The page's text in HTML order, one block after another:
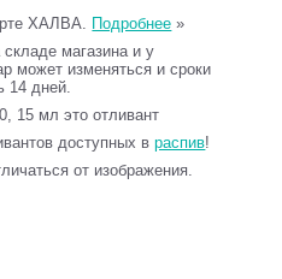
ХАЛВА. Подробнее »
складе магазина и у
может изменяться и сроки
14 дней.
15 мл это отливант
доступных враспив!
от изображения.